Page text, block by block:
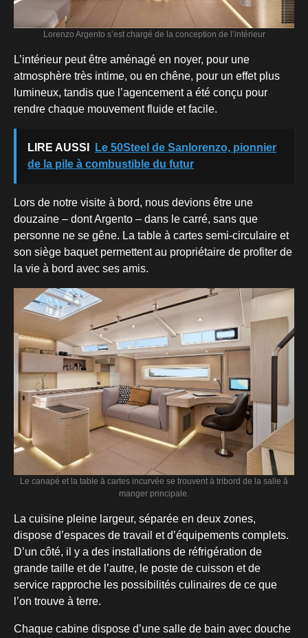
Lorenzo Argento s’est chargé de la conception de l’intérieur
L’intérieur peut être aménagé en noyer, pour une
atmosphère très intime, ou en chêne, pour un effet plus
lumineux, tandis que l’agencement a été conçu pour
rendre chaque mouvement fluide et facile.
LIRE AUSSI
Le 50Steel de Sanlorenzo, pionnier
de la pile à combustible du futur
Lors de notre visite à bord, nous devions être une
douzaine – dont Argento – dans le carré, sans que
personne ne se gêne. La table à cartes semi-circulaire et
son siège baquet permettent au propriétaire de profiter de
la vie à bord avec ses amis.
Le canapé et la table à cartes incurvée se trouvent à tribord de la salle à
manger principale.
La cuisine pleine largeur, séparée en deux zones,
dispose d’espaces de travail et d’équipements complets.
D’un côté, il y a des installations de réfrigération de
grande taille et de l’autre, le poste de cuisson et de
service rapproche les possibilités culinaires de ce que
l’on trouve à terre.
Chaque cabine dispose d’une salle de bain avec douche